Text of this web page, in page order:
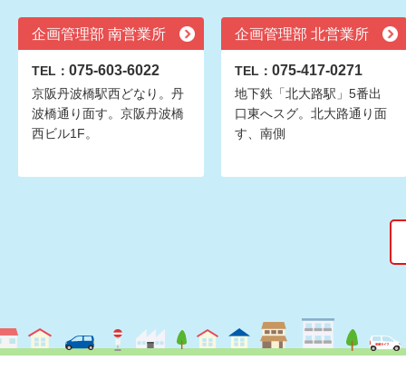
企画管理部 南営業所
TEL： 075-603-6022
京阪丹波橋駅西どなり。丹
波橋通り面す。京阪丹波橋
西ビル1F。
企画管理部 北営業所
TEL： 075-417-0271
地下鉄「北大路駅」5番出
口東へスグ。北大路通り面
す、南側